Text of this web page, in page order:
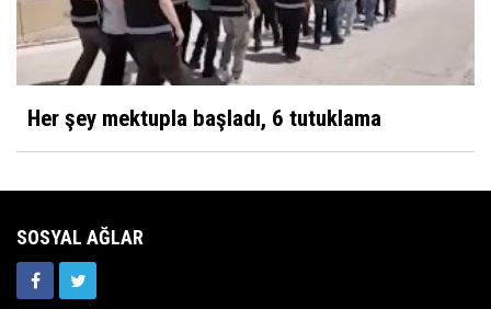
Her şey mektupla başladı, 6 tutuklama
SOSYAL AĞLAR